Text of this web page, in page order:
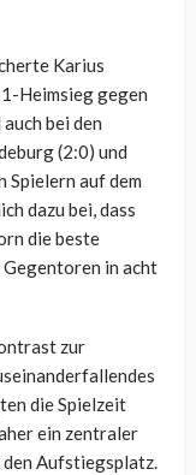
Karius
Heimsieg gegen
bei den
(2:0) und
Spielern auf dem
dazu bei, dass
die beste
in acht
zur
die Spielzeit
ein zentraler
Aufstiegsplatz.